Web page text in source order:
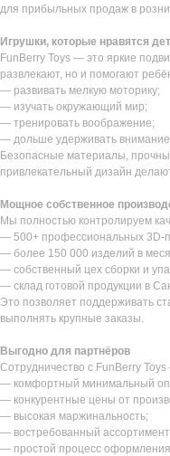
для прибыльных продаж в
Игрушки, которые нравятся
FunBerry Toys — это яркие
развлекают, но и помогают
— развивать мелкую моторику;
— изучать окружающий мир;
— тренировать воображение;
— дольше удерживать
Безопасные материалы,
привлекательный дизайн
Мощное собственное
Мы полностью контролируем
— 500+ профессиональных 3D-
— более 150 000 изделий в
— собственный цех сборки и
— склад готовой продукции в
Это позволяет поддерживать
выполнять крупные заказы.
Выгодно для партнёров
Сотрудничество с FunBerry
— комфортный минимальный
— конкурентные цены от
— высокая маржинальность;
— востребованный
— простой процесс оформления